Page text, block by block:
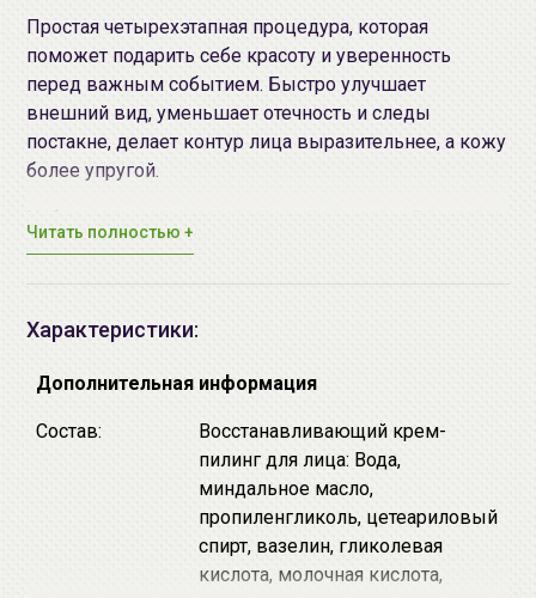
Простая четырехэтапная процедура, которая
поможет подарить себе красоту и уверенность
перед важным событием. Быстро улучшает
внешний вид, уменьшает отечность и следы
постакне, делает контур лица выразительнее, а кожу
более упругой.
Набор предназначен для проведения одной
Состав набора: Восстанавливающий крем-пилинг
эффектом 10мл, Сыворотка мультипептидная
лица и шеи 3мл.
Восстанавливающий крем-пилинг для лица
Мягко удаляет ороговевшие клетки и
выравнивает цвет лица. Гликолевая кислота
омолаживает, улучшает регенерацию тканей,
Читать полностью +
Характеристики:
Дополнительная информация
Состав:
Восстанавливающий крем-
пилинг для лица: Вода,
миндальное масло,
пропиленгликоль, цетеариловый
спирт, вазелин, гликолевая
кислота, молочная кислота,